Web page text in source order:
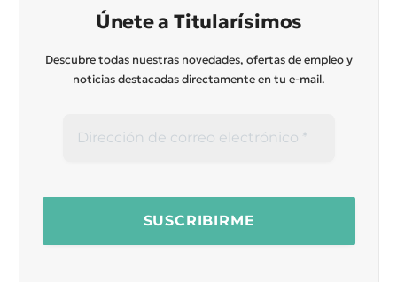
Únete a Titularísimos
Descubre todas nuestras novedades, ofertas de empleo y
noticias destacadas directamente en tu e-mail.